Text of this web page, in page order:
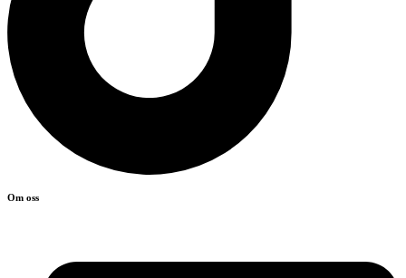
Om oss